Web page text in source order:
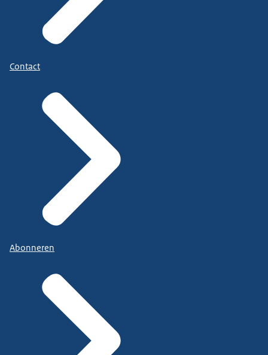
Contact
Abonneren